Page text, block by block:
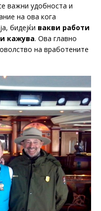
важни удобноста и
на ова кога
бидејќи вакви работи
кажува. Ова главно
на вработените